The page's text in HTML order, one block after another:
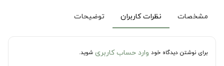
مشخصات نظرات کاربران توضیحات
برای نوشتن دیدگاه خود وارد حساب کاربری شوید.